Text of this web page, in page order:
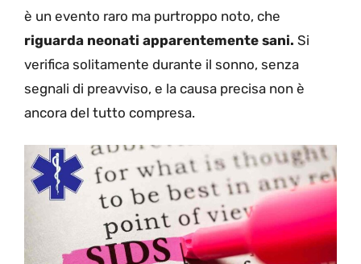
è un evento raro ma purtroppo noto, che
riguarda neonati apparentemente sani. Si
verifica solitamente durante il sonno, senza
segnali di preavviso, e la causa precisa non è
ancora del tutto compresa.